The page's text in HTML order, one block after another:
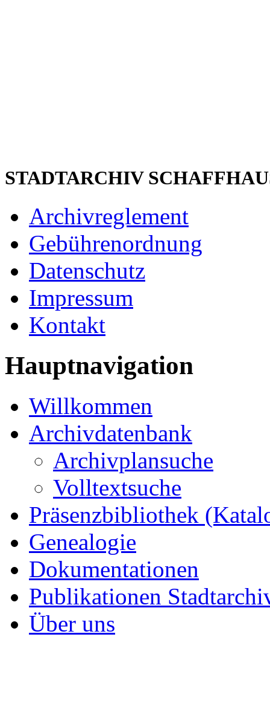
STADTARCHIV
Archivreglement
Gebührenordnung
Datenschutz
Impressum
Kontakt
Hauptnavigation
Willkommen
Archivdatenbank
Archivplansuche
Volltextsuche
Präsenzbibliothek
Genealogie
Dokumentationen
Publikationen
Über uns